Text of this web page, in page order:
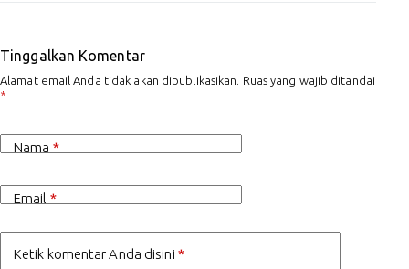
Tinggalkan Komentar
Alamat email Anda tidak akan dipublikasikan.
Ruas yang wajib ditandai
*
Nama *
Email *
Ketik komentar Anda disini *